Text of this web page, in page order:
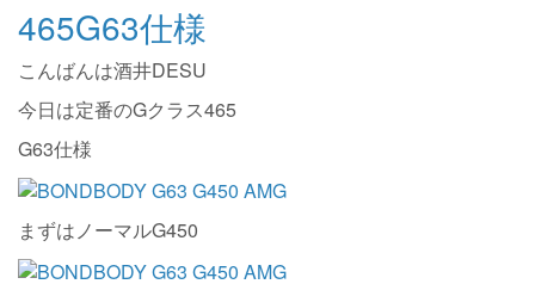
465G63仕様
こんばんは酒井DESU
今日は定番のGクラス465
G63仕様
まずはノーマルG450